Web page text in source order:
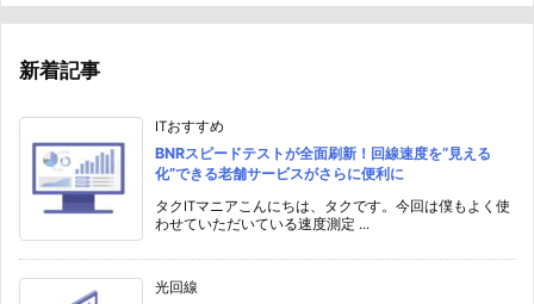
新着記事
ITおすすめ
BNRスピードテストが全面刷新！回線速度を“見える
化”できる老舗サービスがさらに便利に
タクITマニアこんにちは、タクです。今回は僕もよく使
わせていただいている速度測定 ...
光回線